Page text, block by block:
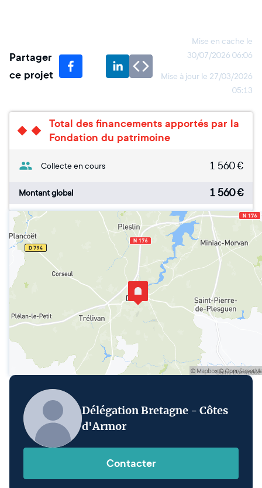
Partager
ce projet
Mise en cache le
30/07/2026 06:06
Mise à jour le 27/03/2026
05:13
Total des financements apportés par la
Fondation du patrimoine
Collecte en cours 1 560€
Montant global 1 560€
Délégation Bretagne - Côtes
d'Armor
Contacter